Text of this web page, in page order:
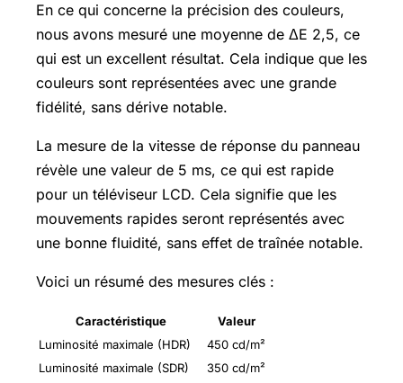
En ce qui concerne la précision des couleurs,
nous avons mesuré une moyenne de ΔE 2,5, ce
qui est un excellent résultat. Cela indique que les
couleurs sont représentées avec une grande
fidélité, sans dérive notable.
La mesure de la vitesse de réponse du panneau
révèle une valeur de 5 ms, ce qui est rapide
pour un téléviseur LCD. Cela signifie que les
mouvements rapides seront représentés avec
une bonne fluidité, sans effet de traînée notable.
Voici un résumé des mesures clés :
Caractéristique
Valeur
Luminosité maximale (HDR)
450 cd/m²
Luminosité maximale (SDR)
350 cd/m²